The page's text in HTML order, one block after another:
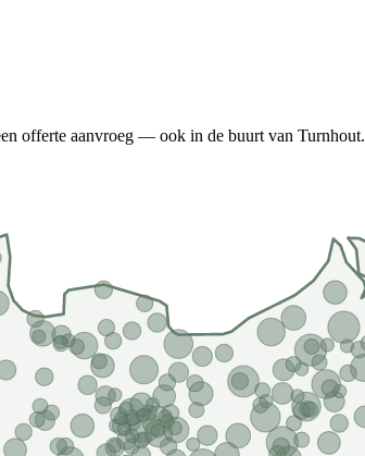
offerte aanvroeg — ook in de buurt van Turnhout.